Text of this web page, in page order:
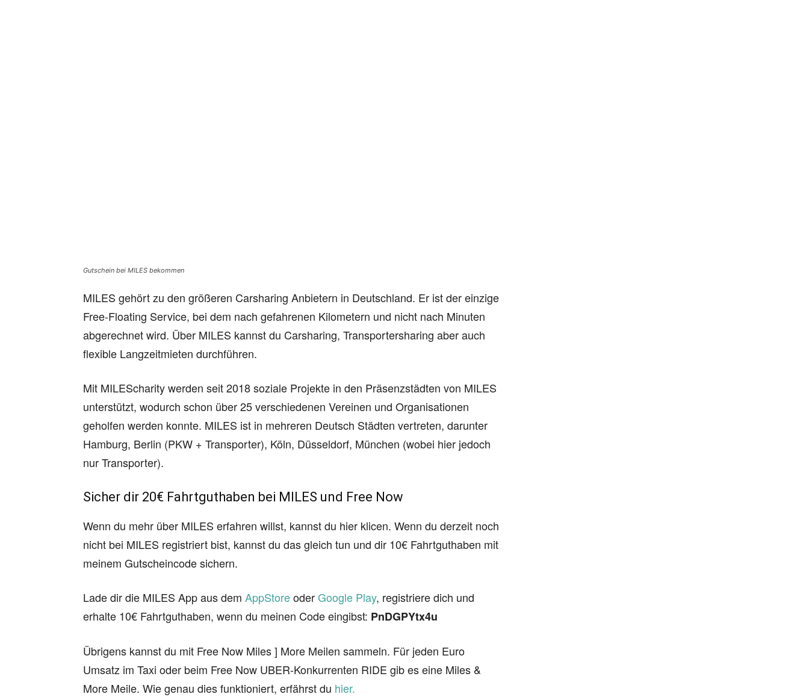
Gutschein bei MILES bekommen
MILES gehört zu den größeren Carsharing Anbietern in Deutschland. Er ist der einzige
Free-Floating Service, bei dem nach gefahrenen Kilometern und nicht nach Minuten
abgerechnet wird. Über MILES kannst du Carsharing, Transportersharing aber auch
flexible Langzeitmieten durchführen.
Mit MILEScharity werden seit 2018 soziale Projekte in den Präsenzstädten von MILES
unterstützt, wodurch schon über 25 verschiedenen Vereinen und Organisationen
geholfen werden konnte. MILES ist in mehreren Deutsch Städten vertreten, darunter
Hamburg, Berlin (PKW + Transporter), Köln, Düsseldorf, München (wobei hier jedoch
nur Transporter).
Sicher dir 20€ Fahrtguthaben bei MILES und Free Now
Wenn du mehr über MILES erfahren willst, kannst du hier klicen. Wenn du derzeit noch
nicht bei MILES registriert bist, kannst du das gleich tun und dir 10€ Fahrtguthaben mit
meinem Gutscheincode sichern.
Lade dir die MILES App aus dem AppStoreoderGoogle Play, registriere dich und
erhalte 10€ Fahrtguthaben, wenn du meinen Code eingibst: PnDGPYtx4u
Übrigens kannst du mit Free Now Miles ] More Meilen sammeln. Für jeden Euro
Umsatz im Taxi oder beim Free Now UBER-Konkurrenten RIDE gib es eine Miles &
More Meile. Wie genau dies funktioniert, erfährst du hier.